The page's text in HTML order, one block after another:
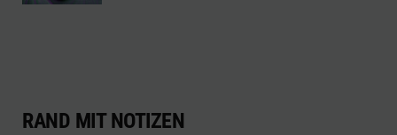
RAND MIT NOTIZEN